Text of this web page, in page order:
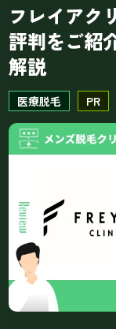
フレイアク
評判をご紹
解説
医療脱毛 PR